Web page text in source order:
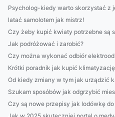
Psycholog-kiedy warto skorzystać z
latać samolotem jak mistrz!
Czy żeby kupić kwiaty potrzebne są
Jak podróżować i zarobić?
Czy można wykonać odbiór
Krótki poradnik jak kupić
Od kiedy zmiany w tym jak urządzić
Szukam sposóbów jak odgrzybić
Czy są nowe przepisy jak lodówkę do